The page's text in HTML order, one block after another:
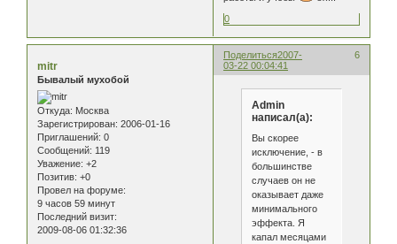
0
Поделиться 6
2007-
03-22 00:04:41
mitr
Бывалый мухобой
Откуда: Москва
Зарегистрирован: 2006-01-16
Приглашений: 0
Сообщений: 119
Уважение: +2
Позитив: +0
Провел на форуме:
9 часов 59 минут
Последний визит:
2009-08-06 01:32:36
Admin
написал(а):
Вы скорее
исключение, - в
большинстве
случаев он не
оказывает даже
минимального
эффекта. Я
капал месяцами